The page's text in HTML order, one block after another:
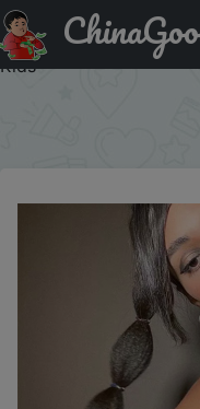
Скидка на: Girls
Color round Neck
Kids